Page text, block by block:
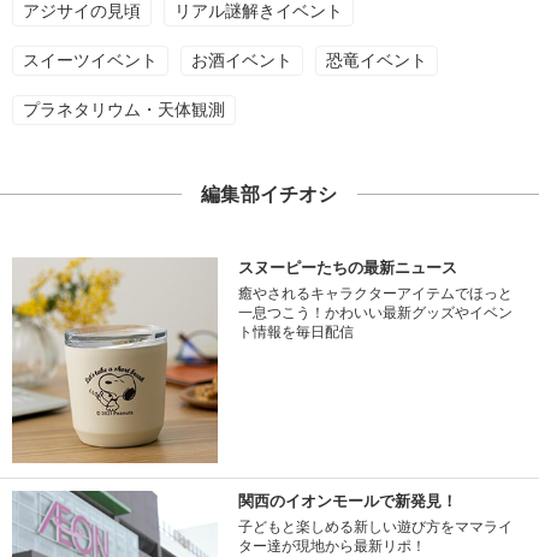
アジサイの見頃 リアル謎解きイベント
スイーツイベント お酒イベント 恐竜イベント
プラネタリウム・天体観測
編集部イチオシ
スヌーピーたちの最新ニュース
癒やされるキャラクターアイテムでほっと
一息つこう！かわいい最新グッズやイベン
ト情報を毎日配信
関西のイオンモールで新発見！
子どもと楽しめる新しい遊び方をママライ
ター達が現地から最新リポ！